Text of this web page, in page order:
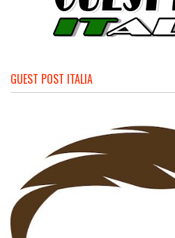
GUEST POST ITALIA